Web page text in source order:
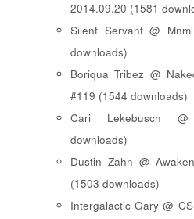
2014.09.20 (1581
Silent Servant @
downloads)
Boriqua Tribez @
#119 (1544 downloads)
Cari Lekebusch
downloads)
Dustin Zahn @
(1503 downloads)
Intergalactic Gary @